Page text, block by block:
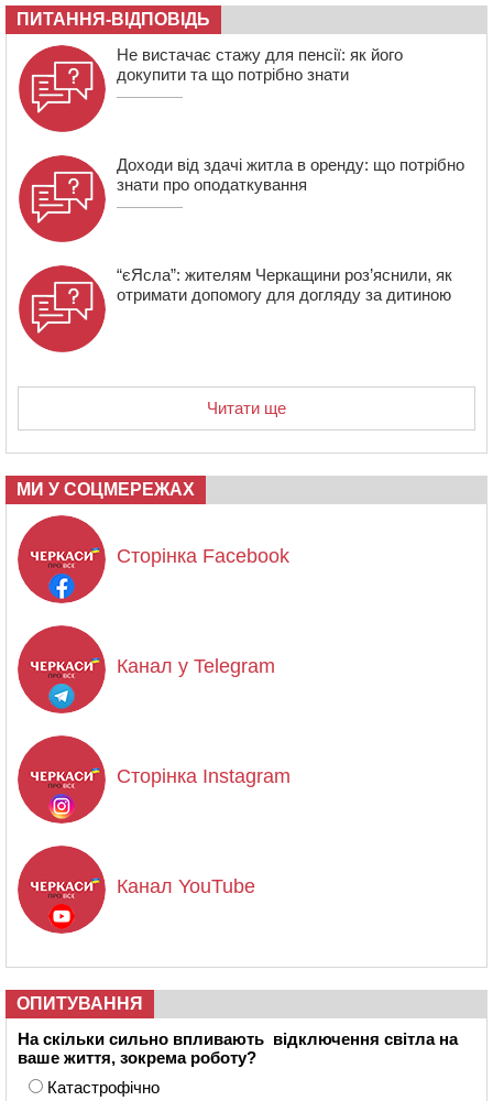
17:27 У Черкасах триває завершальний етап прийому заяв
на літній відпочинок дітей пільгових категорій
15:32
«Будеш пожежним!»: рятувальник з Умані про
професію, що почалася з його власного порятунку
ПИТАННЯ-ВІДПОВІДЬ
Не вистачає стажу для пенсії: як його
докупити та що потрібно знати
Доходи від здачі житла в оренду: що потрібно
знати про оподаткування
“єЯсла”: жителям Черкащини роз’яснили, як
отримати допомогу для догляду за дитиною
Читати ще
МИ У СОЦМЕРЕЖАХ
Сторінка Facebook
Канал у Telegram
Сторінка Instagram
Канал YouTube
ОПИТУВАННЯ
На скільки сильно впливають відключення світла на
ваше життя, зокрема роботу?
Катастрофічно